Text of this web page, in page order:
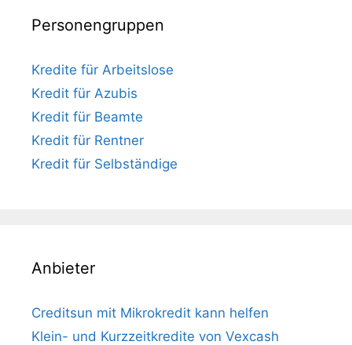
Personengruppen
Kredite für Arbeitslose
Kredit für Azubis
Kredit für Beamte
Kredit für Rentner
Kredit für Selbständige
Anbieter
Creditsun mit Mikrokredit kann helfen
Klein- und Kurzzeitkredite von Vexcash